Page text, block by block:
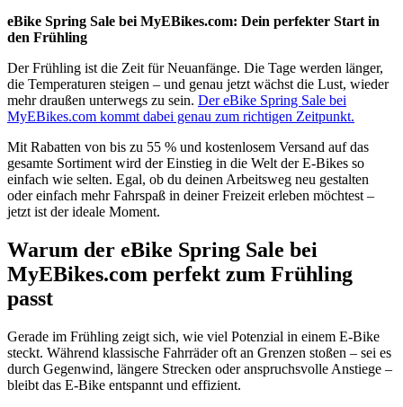
eBike Spring Sale bei MyEBikes.com: Dein perfekter Start in
den Frühling
Der Frühling ist die Zeit für Neuanfänge. Die Tage werden länger,
die Temperaturen steigen – und genau jetzt wächst die Lust, wieder
mehr draußen unterwegs zu sein. Der eBike Spring Sale bei
MyEBikes.com kommt dabei genau zum richtigen Zeitpunkt.
Mit Rabatten von bis zu 55 % und kostenlosem Versand auf das
gesamte Sortiment wird der Einstieg in die Welt der E-Bikes so
einfach wie selten. Egal, ob du deinen Arbeitsweg neu gestalten
oder einfach mehr Fahrspaß in deiner Freizeit erleben möchtest –
jetzt ist der ideale Moment.
Warum der eBike Spring Sale bei
MyEBikes.com perfekt zum Frühling
passt
Gerade im Frühling zeigt sich, wie viel Potenzial in einem E-Bike
steckt. Während klassische Fahrräder oft an Grenzen stoßen – sei es
durch Gegenwind, längere Strecken oder anspruchsvolle Anstiege –
bleibt das E-Bike entspannt und effizient.